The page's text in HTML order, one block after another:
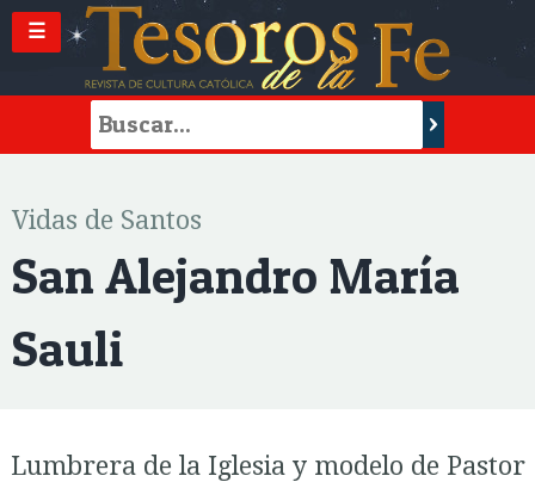
☰
Vidas de Santos
San Alejandro María
Sauli
Lumbrera de la Iglesia y modelo de Pastor